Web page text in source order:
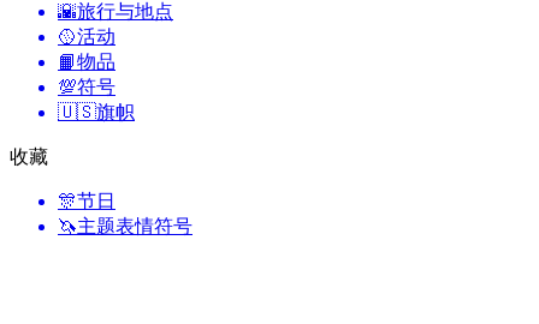
🌇旅行与地点
🥎活动
📙物品
💯符号
🇺🇸旗帜
收藏
🎊节日
🦄主题表情符号